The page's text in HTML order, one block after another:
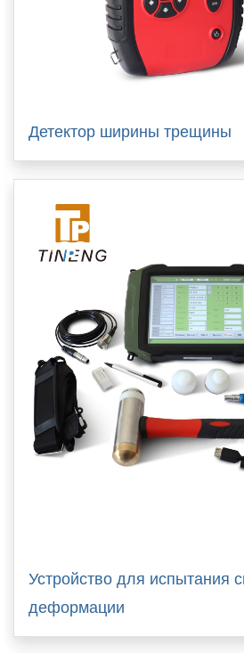
Детектор ширины трещины
Устройство для испытания
деформации